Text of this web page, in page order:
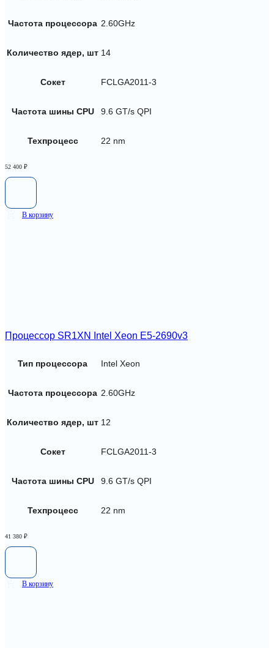
Частота процессора 2.60GHz
Количество ядер, шт 14
Сокет FCLGA2011-3
Частота шины CPU 9.6 GT/s QPI
Техпроцесс 22 nm
52 400 ₽
В корзину
Процессор SR1XN Intel Xeon E5-2690v3
Тип процессора Intel Xeon
Частота процессора 2.60GHz
Количество ядер, шт 12
Сокет FCLGA2011-3
Частота шины CPU 9.6 GT/s QPI
Техпроцесс 22 nm
41 380 ₽
В корзину